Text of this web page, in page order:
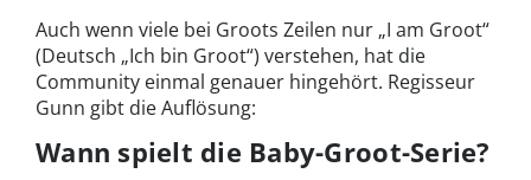
Auch wenn viele bei Groots Zeilen nur „I am Groot“
(Deutsch „Ich bin Groot“) verstehen, hat die
Community einmal genauer hingehört. Regisseur
Gunn gibt die Auflösung:
Wann spielt die Baby-Groot-Serie?